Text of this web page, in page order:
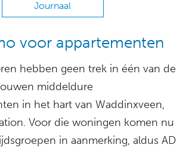
Journaal
voor appartementen
hebben geen trek in één van de
middeldure
in het hart van Waddinxveen,
Voor die woningen komen nu
in aanmerking, aldus AD